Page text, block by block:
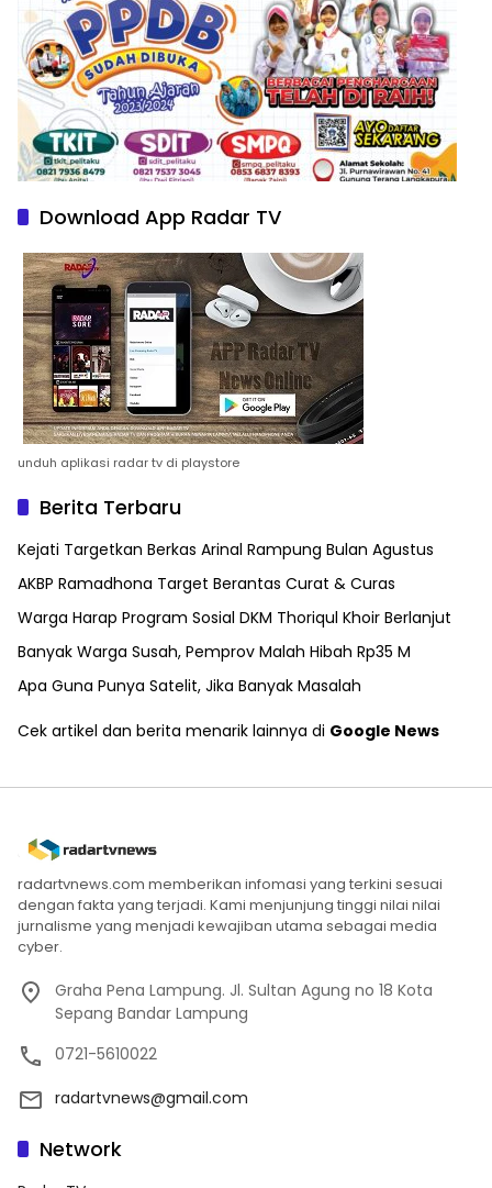
Download App Radar TV
unduh aplikasi radar tv di playstore
Berita Terbaru
Kejati Targetkan Berkas Arinal Rampung Bulan Agustus
AKBP Ramadhona Target Berantas Curat & Curas
Warga Harap Program Sosial DKM Thoriqul Khoir Berlanjut
Banyak Warga Susah, Pemprov Malah Hibah Rp35 M
Apa Guna Punya Satelit, Jika Banyak Masalah
Cek artikel dan berita menarik lainnya di Google News
radartvnews.com memberikan infomasi yang terkini sesuai
dengan fakta yang terjadi. Kami menjunjung tinggi nilai nilai
jurnalisme yang menjadi kewajiban utama sebagai media
cyber.
Graha Pena Lampung. Jl. Sultan Agung no 18 Kota
Sepang Bandar Lampung
0721-5610022
radartvnews@gmail.com
Network